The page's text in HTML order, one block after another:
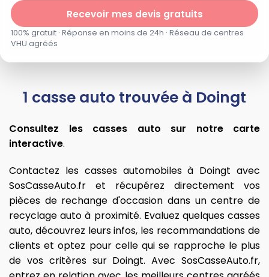
Recevoir mes devis gratuits
100% gratuit · Réponse en moins de 24h · Réseau de centres
VHU agréés
1 casse auto trouvée à Doingt
Consultez les casses auto sur notre carte
interactive.
Contactez les casses automobiles à Doingt avec
SosCasseAuto.fr et récupérez directement vos
pièces de rechange d'occasion dans un centre de
recyclage auto à proximité. Evaluez quelques casses
auto, découvrez leurs infos, les recommandations de
clients et optez pour celle qui se rapproche le plus
de vos critères sur Doingt. Avec SosCasseAuto.fr,